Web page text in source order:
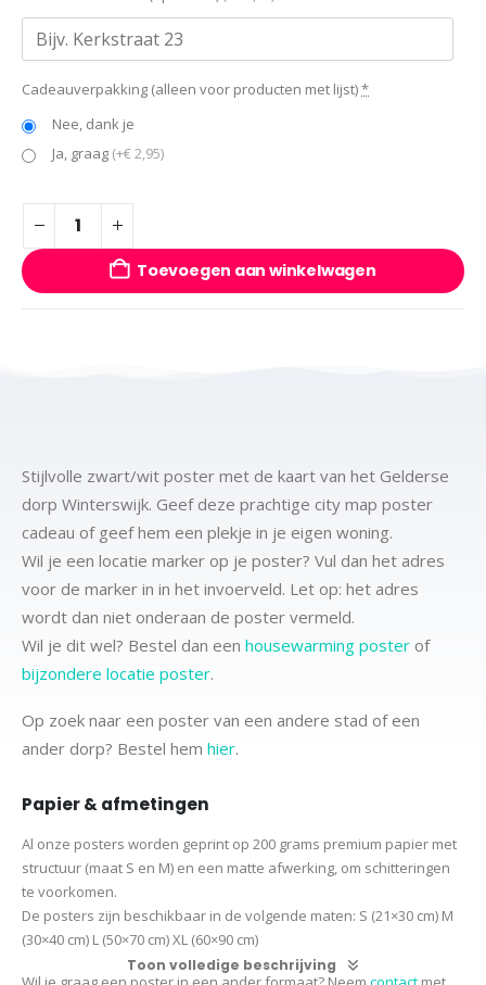
Cadeauverpakking (alleen voor producten met lijst)*
Nee, dank je
Ja, graag (+€ 2,95)
Toevoegen aan winkelwagen
Stijlvolle zwart/wit poster met de kaart van het Gelderse
dorp Winterswijk. Geef deze prachtige city map poster
cadeau of geef hem een plekje in je eigen woning.
Wil je een locatie marker op je poster? Vul dan het adres
voor de marker in in het invoerveld. Let op: het adres
wordt dan niet onderaan de poster vermeld.
Wil je dit wel? Bestel dan een housewarming poster of
bijzondere locatie poster.
Op zoek naar een poster van een andere stad of een
ander dorp? Bestel hem hier.
Papier & afmetingen
Al onze posters worden geprint op 200 grams premium papier met
structuur (maat S en M) en een matte afwerking, om schitteringen
te voorkomen.
De posters zijn beschikbaar in de volgende maten: S (21×30 cm) M
(30×40 cm) L (50×70 cm) XL (60×90 cm)
Toon volledige beschrijving